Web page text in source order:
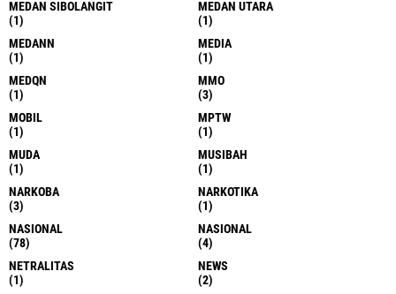
MEDAN SIBOLANGIT
(1)
MEDAN UTARA
(1)
MEDANN
(1)
MEDIA
(1)
MEDQN
(1)
MMO
(3)
MOBIL
(1)
MPTW
(1)
MUDA
(1)
MUSIBAH
(1)
NARKOBA
(3)
NARKOTIKA
(1)
NASIONAL
(78)
NASIONAL
(4)
NETRALITAS
(1)
NEWS
(2)